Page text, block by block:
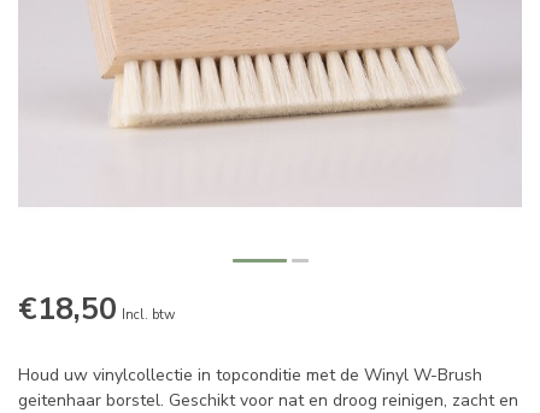
€18,50 Incl. btw
Houd uw vinylcollectie in topconditie met de Winyl W-Brush
geitenhaar borstel. Geschikt voor nat en droog reinigen, zacht en